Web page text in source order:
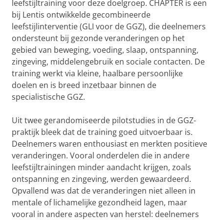
leefstijltraining voor deze doelgroep. CHAPTER is een
bij Lentis ontwikkelde gecombineerde
leefstijlinterventie (GLI voor de GGZ), die deelnemers
ondersteunt bij gezonde veranderingen op het
gebied van beweging, voeding, slaap, ontspanning,
zingeving, middelengebruik en sociale contacten. De
training werkt via kleine, haalbare persoonlijke
doelen en is breed inzetbaar binnen de
specialistische GGZ.
Uit twee gerandomiseerde pilotstudies in de GGZ-
praktijk bleek dat de training goed uitvoerbaar is.
Deelnemers waren enthousiast en merkten positieve
veranderingen. Vooral onderdelen die in andere
leefstijltrainingen minder aandacht krijgen, zoals
ontspanning en zingeving, werden gewaardeerd.
Opvallend was dat de veranderingen niet alleen in
mentale of lichamelijke gezondheid lagen, maar
vooral in andere aspecten van herstel: deelnemers